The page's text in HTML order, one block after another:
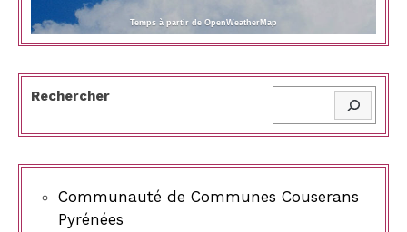
Temps à partir de OpenWeatherMap
Rechercher
Communauté de Communes Couserans
Pyrénées